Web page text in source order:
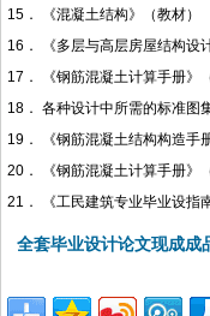
15． 《混凝土结构》（教材）
16． 《多层与高层房屋结构设
17． 《钢筋混凝土计算手册》
18． 各种设计中所需的标准图
19． 《钢筋混凝土结构构造手
20． 《钢筋混凝土计算手册》
21． 《工民建筑专业毕业设指
全套毕业设计论文现成成